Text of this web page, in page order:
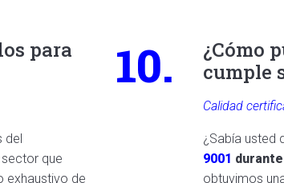
para
del
que
exhaustivo de
10.
¿Cómo
cumple
Calidad
¿Sabía usted
9001
obtuvimos